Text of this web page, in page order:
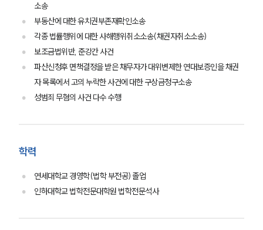
대륜의 강점
오시는 길
글로벌 파트너 로펌
고객의 소리
통합검색
AI대륜
업무사례
형사소송·상담후기
소송
부동산에 대한 유치권부존재확인소송
각종 법률행위에 대한 사해행위취소소송(채권자취소소송)
보조금법위반, 준강간 사건
파산신청후 면책결정을 받은 채무자가 대위변제한 연대보증인을 채권
자 목록에서 고의 누락한 사건에 대한 구상금청구소송
성범죄 무혐의 사건 다수 수행
학력
연세대학교 경영학(법학 부전공) 졸업
인하대학교 법학전문대학원 법학전문석사